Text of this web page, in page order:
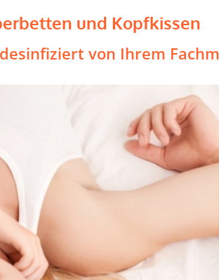
und Kopfkissen
von Ihrem